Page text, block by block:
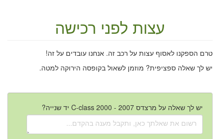
עצות לפני רכישה
טרם הספקנו לאסוף עצות על רכב זה. אנחנו עובדים על זה!
יש לך שאלה ספציפית? מוזמן לשאול בקופסה הירוקה למטה.
יש לך שאלה על מרצדס C-class 2000 - 2007 יד שנייה?